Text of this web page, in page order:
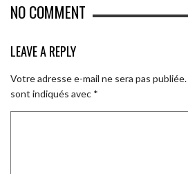
NO COMMENT
LEAVE A REPLY
Votre adresse e-mail ne sera pas publiée.
sont indiqués avec *